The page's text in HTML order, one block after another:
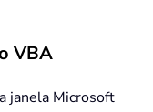
VBA
janela Microsoft